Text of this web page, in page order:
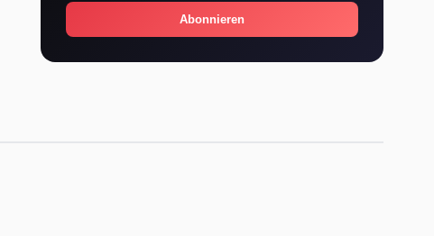
Abonnieren